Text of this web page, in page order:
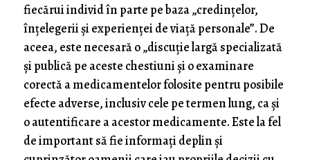
fiecărui individ în parte pe baza „credințelor,
înțelegerii și experienței de viață personale”. De
aceea, este necesară o „discuție largă specializată
și publică pe aceste chestiuni și o examinare
corectă a medicamentelor folosite pentru posibile
efecte adverse, inclusiv cele pe termen lung, ca și
o autentificare a acestor medicamente. Este la fel
de important să fie informați deplin și